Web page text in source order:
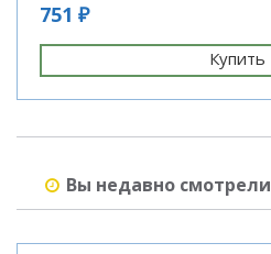
751 ₽
Купить
Вы недавно смотрели